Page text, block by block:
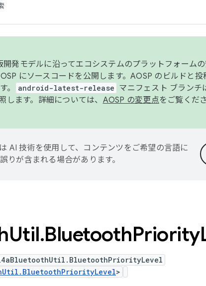
発モデルに沿ってエコシステムのプラットフォーム
にソースコードを公開します。AOSP のビルドと投
。 android-latest-release マニフェスト ブランチ
します。詳細については、 AOSP の変更点をご覧くだ
AI 技術を使用して、コンテンツをご希望の言語に
りが含まれる場合があります。
Util.BluetoothPriority
>